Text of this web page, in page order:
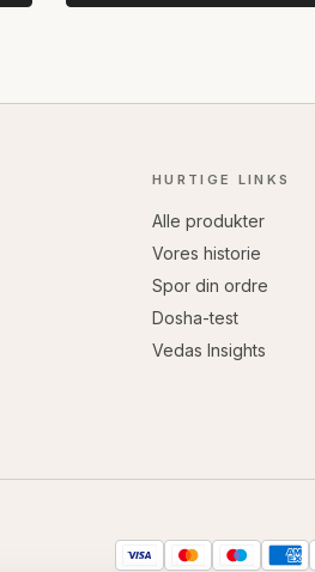
HURTIGE LINKS
Alle produkter
Vores historie
Spor din ordre
Dosha-test
Vedas Insights